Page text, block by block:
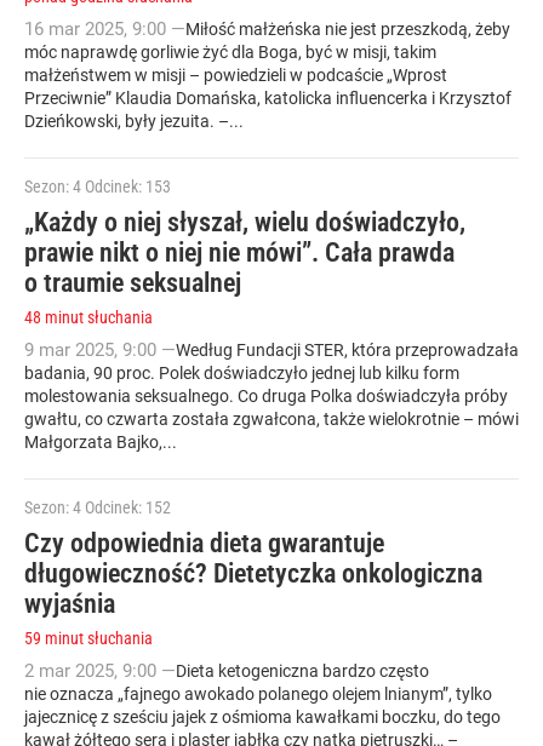
16 mar 2025, 9:00 —Miłość małżeńska nie jest przeszkodą, żeby
móc naprawdę gorliwie żyć dla Boga, być w misji, takim
małżeństwem w misji – powiedzieli w podcaście „Wprost
Przeciwnie” Klaudia Domańska, katolicka influencerka i Krzysztof
Dzieńkowski, były jezuita. –...
Sezon: 4 Odcinek: 153
„Każdy o niej słyszał, wielu doświadczyło,
prawie nikt o niej nie mówi”. Cała prawda
o traumie seksualnej
48 minut słuchania
9 mar 2025, 9:00 —Według Fundacji STER, która przeprowadzała
badania, 90 proc. Polek doświadczyło jednej lub kilku form
molestowania seksualnego. Co druga Polka doświadczyła próby
gwałtu, co czwarta została zgwałcona, także wielokrotnie – mówi
Małgorzata Bajko,...
Sezon: 4 Odcinek: 152
Czy odpowiednia dieta gwarantuje
długowieczność? Dietetyczka onkologiczna
wyjaśnia
59 minut słuchania
2 mar 2025, 9:00 —Dieta ketogeniczna bardzo często
nie oznacza „fajnego awokado polanego olejem lnianym”, tylko
jajecznicę z sześciu jajek z ośmioma kawałkami boczku, do tego
kawał żółtego sera i plaster jabłka czy natka pietruszki… –